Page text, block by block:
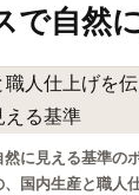
で自然
然に見える基準の
、国内生産と職人